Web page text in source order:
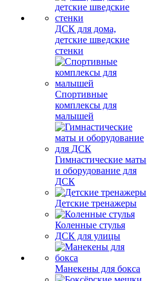
ДСК для дома,
детские шведские
стенки
Спортивные
комплексы для
малышей
Гимнастические маты
и оборудование для
ДСК
Детские тренажеры
Коленные стулья
ДСК для улицы
Манекены для бокса